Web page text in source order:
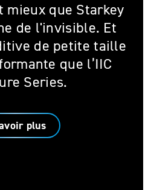
mieux que Starkey
de l'invisible. Et
de petite taille
que l’IIC
Series.
plus